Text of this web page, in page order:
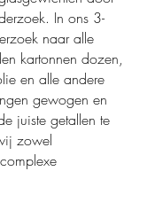
In ons 3-
naar alle
kartonnen dozen,
en alle andere
gewogen en
juiste getallen te
zowel